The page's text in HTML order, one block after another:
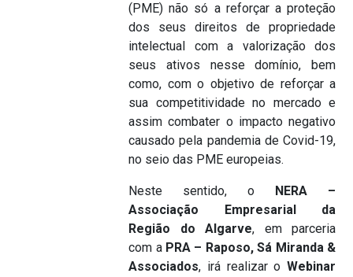
(PME) não só a reforçar a proteção
dos seus direitos de propriedade
intelectual com a valorização dos
seus ativos nesse domínio, bem
como, com o objetivo de reforçar a
sua competitividade no mercado e
assim combater o impacto negativo
causado pela pandemia de Covid-19,
no seio das PME europeias.
Neste sentido, o NERA –
Associação Empresarial da
Região do Algarve, em parceria
com a PRA – Raposo, Sá Miranda &
Associados, irá realizar o Webinar